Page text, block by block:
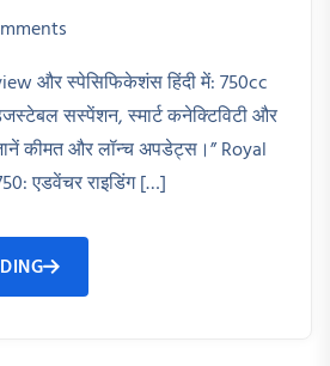
और स्पेसिफिकेशंस हिंदी में: 750cc
सस्पेंशन, स्मार्ट कनेक्टिविटी और
कीमत और लॉन्च अपडेट्स।” Royal
एडवेंचर राइडिंग […]